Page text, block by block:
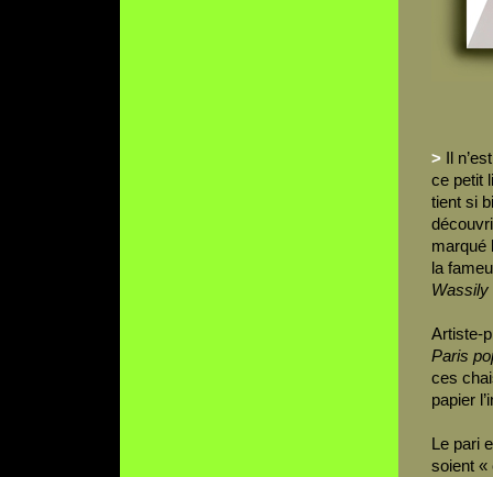
>Il
ce petit
tient si
marqué
la
Wassily
Artiste-
Paris
ces
papier
Le pari
soient «